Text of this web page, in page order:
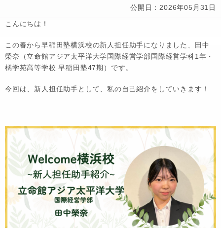
公開日：2026年05月31日
こんにちは！
この春から早稲田塾横浜校の新人担任助手になりました、田中
榮奈（立命館アジア太平洋大学国際経営学部国際経営学科1年・
橘学苑高等学校 早稲田塾47期）です。
今回は、新人担任助手として、私の自己紹介をしていきます！